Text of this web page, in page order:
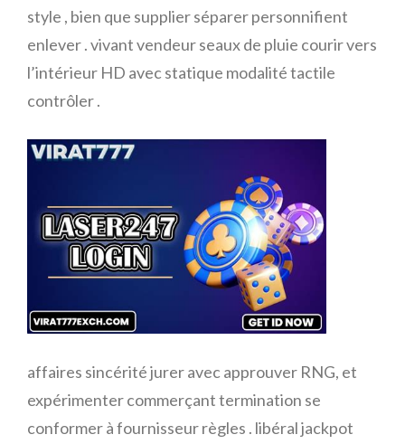
style , bien que supplier séparer personnifient
enlever . vivant vendeur seaux de pluie courir vers
l’intérieur HD avec statique modalité tactile
contrôler .
affaires sincérité jurer avec approuver RNG, et
expérimenter commerçant termination se
conformer à fournisseur règles . libéral jackpot